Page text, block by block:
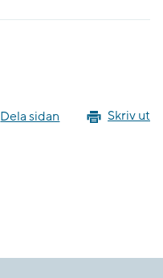
Skriv ut
Dela sidan